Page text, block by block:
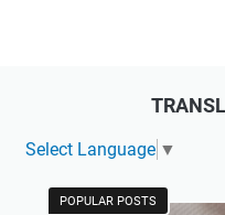
Select Language ▼
POPULAR POSTS